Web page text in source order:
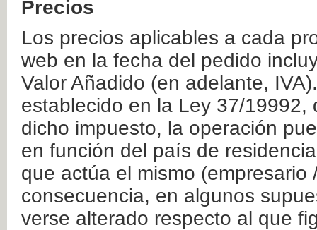
Precios
Los precios aplicables a cada
web en la fecha del pedido
Valor Añadido (en adelante,
establecido en la Ley 37/
dicho impuesto, la operación
en función del país de
que actúa el mismo
consecuencia, en algunos
verse alterado respecto al que